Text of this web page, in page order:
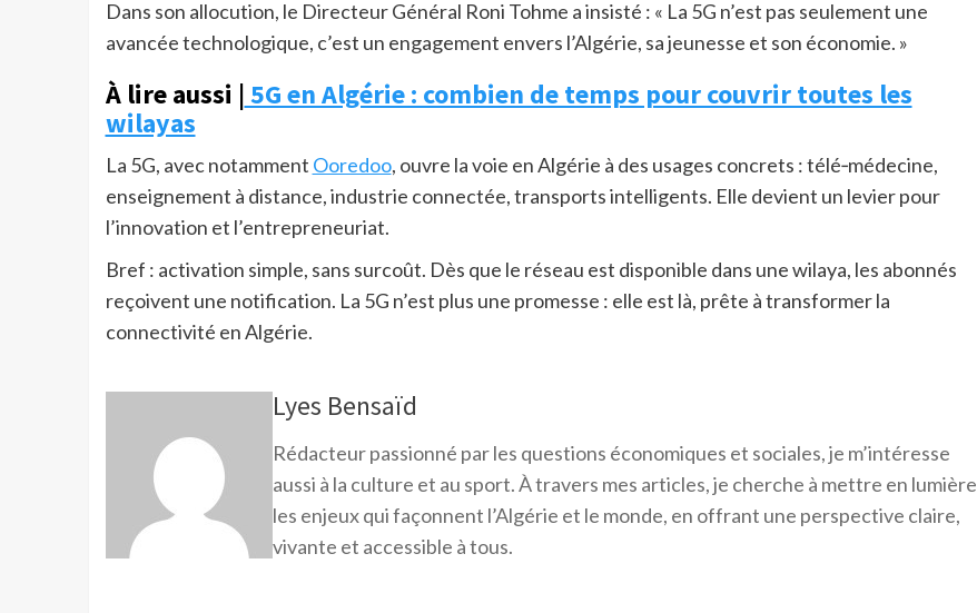
Dans son allocution, le Directeur Général Roni Tohme a insisté : « La 5G n’est pas seulement une
avancée technologique, c’est un engagement envers l’Algérie, sa jeunesse et son économie. »
À lire aussi |5G en Algérie : combien de temps pour couvrir toutes les
wilayas
La 5G, avec notamment Ooredoo, ouvre la voie en Algérie à des usages concrets : télé‑médecine,
enseignement à distance, industrie connectée, transports intelligents. Elle devient un levier pour
l’innovation et l’entrepreneuriat.
Bref : activation simple, sans surcoût. Dès que le réseau est disponible dans une wilaya, les abonnés
reçoivent une notification. La 5G n’est plus une promesse : elle est là, prête à transformer la
connectivité en Algérie.
Lyes Bensaïd
Rédacteur passionné par les questions économiques et sociales, je m’intéresse
aussi à la culture et au sport. À travers mes articles, je cherche à mettre en lumière
les enjeux qui façonnent l’Algérie et le monde, en offrant une perspective claire,
vivante et accessible à tous.